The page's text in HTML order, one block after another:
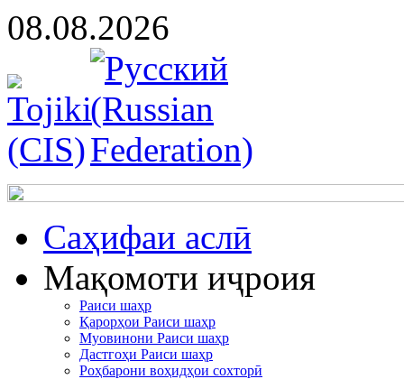
08.08.2026
Cаҳифаи аслӣ
Мақомоти иҷроия
Раиси шаҳр
Қарорҳои Раиси шаҳр
Муовинони Раиси шаҳр
Дастгоҳи Раиси шаҳр
Роҳбарони воҳидҳои сохторӣ